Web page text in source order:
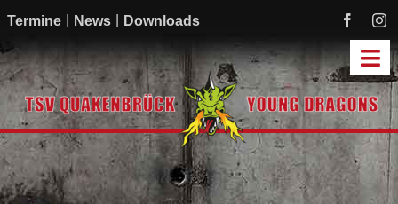
Zum
springen
Termine News Downloads
Start
Mannschaften